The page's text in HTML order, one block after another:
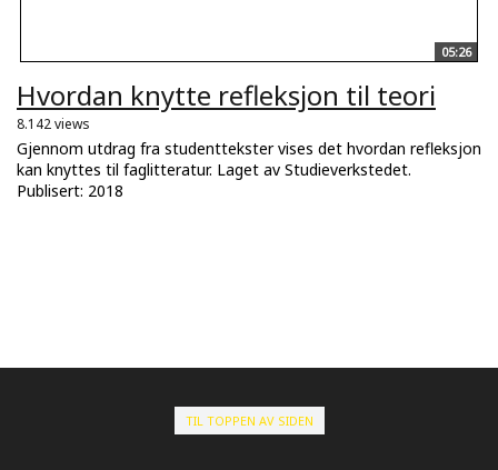
05:26
Hvordan knytte refleksjon til teori
8.142 views
Gjennom utdrag fra studenttekster vises det hvordan refleksjon
kan knyttes til faglitteratur. Laget av Studieverkstedet.
Publisert: 2018
TIL TOPPEN AV SIDEN